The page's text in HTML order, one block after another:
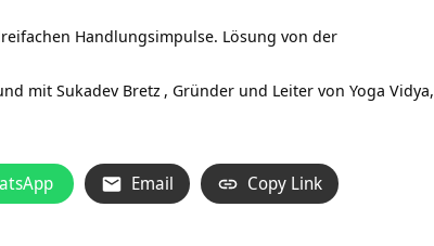
Handlungsimpulse. Lösung von der
mit Sukadev Bretz , Gründer und Leiter von Yoga Vidya,
Email Copy Link